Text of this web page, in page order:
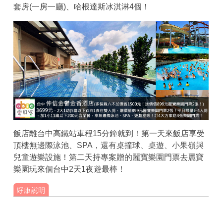
套房(一房一廳)、哈根達斯冰淇淋4個！
飯店離台中高鐵站車程15分鐘就到！第一天來飯店享受
頂樓無邊際泳池、SPA，還有桌撞球、桌遊、小果嶺與
兒童遊樂設施！第二天持專案贈的麗寶樂園門票去麗寶
樂園玩來個台中2天1夜遊最棒！